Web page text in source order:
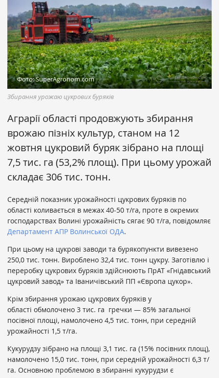
Фото: SuperAgronom.com
Збирання урожаю цукрових буряків
Аграрії області продовжують збирання
врожаю пізніх культур, станом на 12
жовтня цукровий буряк зібрано на площі
7,5 тис. га (53,2% площ). При цьому урожай
складає 306 тис. тонн.
Середній показник урожайності цукрових буряків по
області коливається в межах 40-50 т/га, проте в окремих
господарствах Волині урожайність сягає 90 т/га, повідомляє
Департамент АПР Волинської ОДА.
При цьому на цукрові заводи та бурякопункти вивезено
250,0 тис. тонн. Вироблено 32,4 тис. тонн цукру. Заготівлю і
переробку цукрових буряків здійснюють ПрАТ «Гнідавський
цукровий завод» та Іваничівський ПП «Європа цукор».
Крім збирання урожаю цукрових буряків у
області обмолочено 3 тис. га гречки — 85% загальної
посівної площі, намолочено 4,5 тис. тонн, при середній
урожайності 1,5 т/га.
Кукурудзу зібрано на площі 3,1 тис. га (15% посівних площ),
намолочено 15,0 тис. тонн, при середній урожайності 6,3 т/
га. Основною проблемою в збиранні кукурудзи є